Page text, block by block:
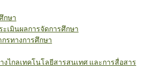
กษา
เมินผลการจัดการศึกษา
รทางการศึกษา
งไกลเทคโนโลยีสารสนเทศ และการสื่อสาร